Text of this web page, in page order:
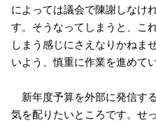
によっては議会で陳謝しなけ
す。そうなってしまうと、こ
しまう感じにさえなりかねま
いよう、慎重に作業を進めて
新年度予算を外部に発信す
気を配りたいところです。せ